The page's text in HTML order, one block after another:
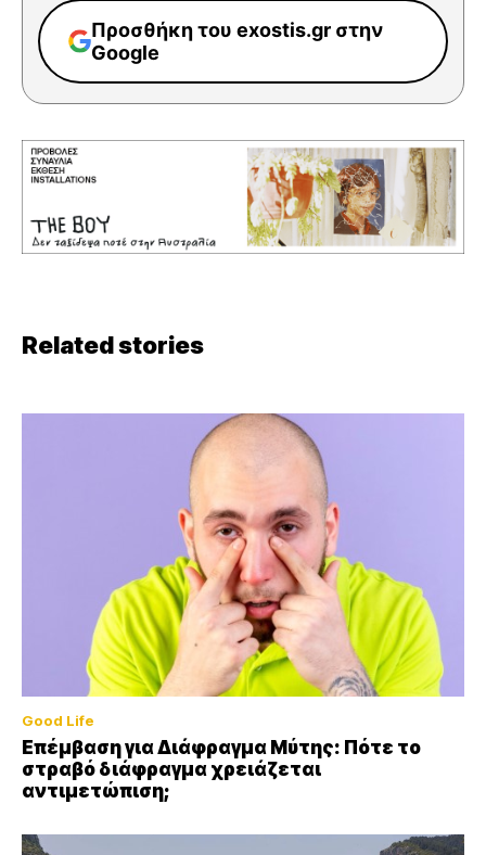
Προσθήκη του exostis.gr στην
Google
Related stories
Good Life
Επέμβαση για Διάφραγμα Μύτης: Πότε το
στραβό διάφραγμα χρειάζεται
αντιμετώπιση;